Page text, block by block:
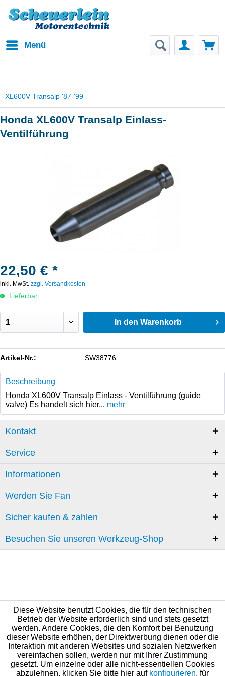
Menü
XL600V Transalp '87-'99
Honda XL600V Transalp Einlass-
Ventilführung
22,50 € *
inkl. MwSt. zzgl. Versandkosten
Lieferbar
In den Warenkorb
Artikel-Nr.: SW38776
Beschreibung
Honda XL600V Transalp Einlass - Ventilführung (guide
valve) Es handelt sich hier... mehr
Kontakt
Service
Informationen
Werden Sie Fan
Sicher kaufen & zahlen
Besuchen Sie unseren Werkzeug-Shop
Diese Website benutzt Cookies, die für den technischen
Betrieb der Website erforderlich sind und stets gesetzt
werden. Andere Cookies, die den Komfort bei Benutzung
dieser Website erhöhen, der Direktwerbung dienen oder die
Interaktion mit anderen Websites und sozialen Netzwerken
vereinfachen sollen, werden nur mit Ihrer Zustimmung
gesetzt. Um einzelne oder alle nicht-essentiellen Cookies
abzulehnen, klicken Sie bitte hier auf konfigurieren, für